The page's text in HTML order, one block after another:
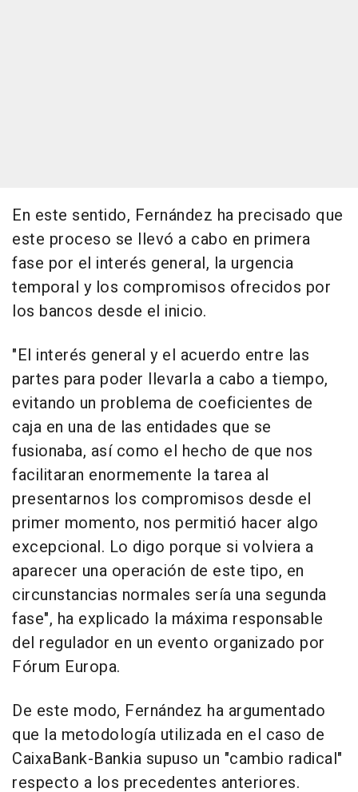
En este sentido, Fernández ha precisado que
este proceso se llevó a cabo en primera
fase por el interés general, la urgencia
temporal y los compromisos ofrecidos por
los bancos desde el inicio.
"El interés general y el acuerdo entre las
partes para poder llevarla a cabo a tiempo,
evitando un problema de coeficientes de
caja en una de las entidades que se
fusionaba, así como el hecho de que nos
facilitaran enormemente la tarea al
presentarnos los compromisos desde el
primer momento, nos permitió hacer algo
excepcional. Lo digo porque si volviera a
aparecer una operación de este tipo, en
circunstancias normales sería una segunda
fase", ha explicado la máxima responsable
del regulador en un evento organizado por
Fórum Europa.
De este modo, Fernández ha argumentado
que la metodología utilizada en el caso de
CaixaBank-Bankia supuso un "cambio radical"
respecto a los precedentes anteriores.